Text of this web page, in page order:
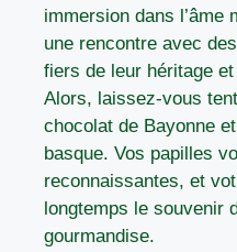
immersion dans l’âme
une rencontre avec
fiers de leur héritage
Alors, laissez-vous
chocolat de Bayonne
basque. Vos papilles
reconnaissantes, et
longtemps le souvenir
gourmandise.